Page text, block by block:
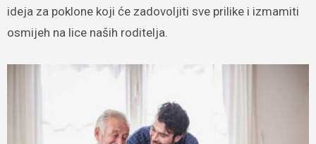
ideja za poklone koji će zadovoljiti sve prilike i izmamiti
osmijeh na lice naših roditelja.